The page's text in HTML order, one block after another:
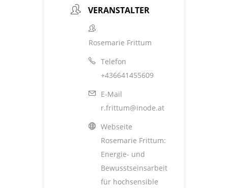
VERANSTALTER
Rosemarie Frittum
Telefon
+436641455609
E-Mail
r.frittum@inode.at
Webseite
Rosemarie Frittum:
Energie- und
Bewusstseinsarbeit
für hochsensible